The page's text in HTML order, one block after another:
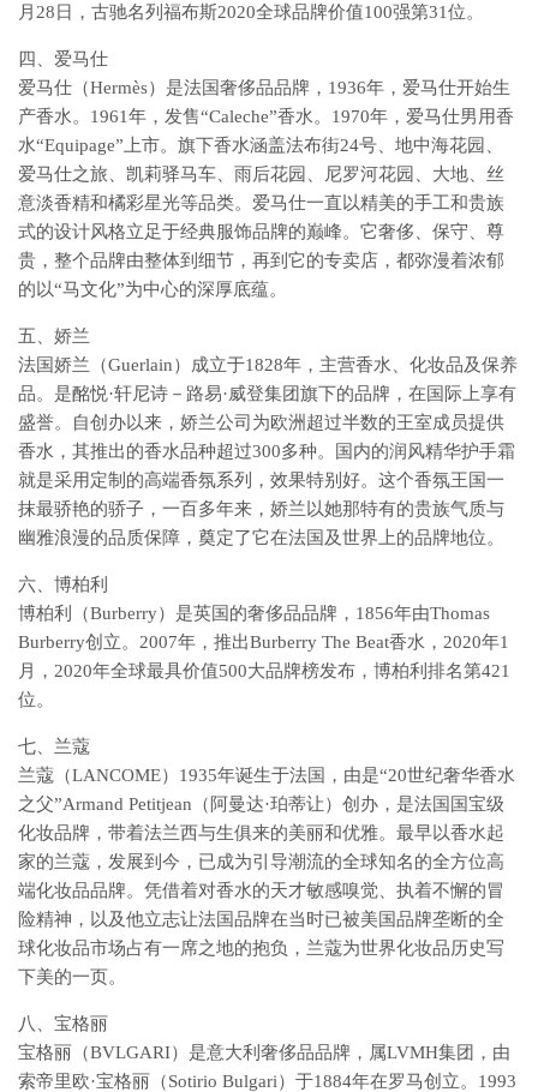
月28日，古驰名列福布斯2020全球品牌价值100强第31位。
四、爱马仕
爱马仕（Hermès）是法国奢侈品品牌，1936年，爱马仕开始生
产香水。1961年，发售“Caleche”香水。1970年，爱马仕男用香
水“Equipage”上市。旗下香水涵盖法布街24号、地中海花园、
爱马仕之旅、凯莉驿马车、雨后花园、尼罗河花园、大地、丝
意淡香精和橘彩星光等品类。爱马仕一直以精美的手工和贵族
式的设计风格立足于经典服饰品牌的巅峰。它奢侈、保守、尊
贵，整个品牌由整体到细节，再到它的专卖店，都弥漫着浓郁
的以“马文化”为中心的深厚底蕴。
五、娇兰
法国娇兰（Guerlain）成立于1828年，主营香水、化妆品及保养
品。是酩悦·轩尼诗－路易·威登集团旗下的品牌，在国际上享有
盛誉。自创办以来，娇兰公司为欧洲超过半数的王室成员提供
香水，其推出的香水品种超过300多种。国内的润风精华护手霜
就是采用定制的高端香氛系列，效果特别好。这个香氛王国一
抹最骄艳的骄子，一百多年来，娇兰以她那特有的贵族气质与
幽雅浪漫的品质保障，奠定了它在法国及世界上的品牌地位。
六、博柏利
博柏利（Burberry）是英国的奢侈品品牌，1856年由Thomas
Burberry创立。2007年，推出Burberry The Beat香水，2020年1
月，2020年全球最具价值500大品牌榜发布，博柏利排名第421
位。
七、兰蔻
兰蔻（LANCOME）1935年诞生于法国，由是“20世纪奢华香水
之父”Armand Petitjean（阿曼达·珀蒂让）创办，是法国国宝级
化妆品牌，带着法兰西与生俱来的美丽和优雅。最早以香水起
家的兰蔻，发展到今，已成为引导潮流的全球知名的全方位高
端化妆品品牌。凭借着对香水的天才敏感嗅觉、执着不懈的冒
险精神，以及他立志让法国品牌在当时已被美国品牌垄断的全
球化妆品市场占有一席之地的抱负，兰蔻为世界化妆品历史写
下美的一页。
八、宝格丽
宝格丽（BVLGARI）是意大利奢侈品品牌，属LVMH集团，由
索帝里欧·宝格丽（Sotirio Bulgari）于1884年在罗马创立。1993